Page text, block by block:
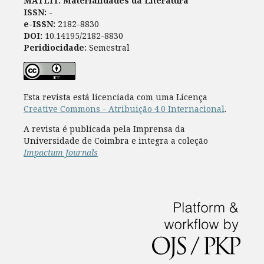
ISSN: -
e-ISSN: 2182-8830
DOI: 10.14195/2182-8830
Peridiocidade: Semestral
Esta revista está licenciada com uma Licença
Creative Commons - Atribuição 4.0 Internacional.
A revista é publicada pela Imprensa da
Universidade de Coimbra e integra a coleção
Impactum Journals